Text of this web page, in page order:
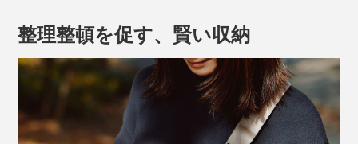
整理整頓を促す、賢い収納